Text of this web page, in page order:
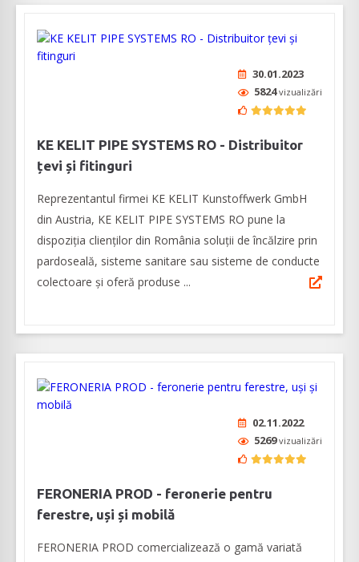
30.01.2023
5824vizualizări
KE KELIT PIPE SYSTEMS RO - Distribuitor
țevi și fitinguri
Reprezentantul firmei KE KELIT Kunstoffwerk GmbH
din Austria, KE KELIT PIPE SYSTEMS RO pune la
dispoziția clienților din România soluții de încălzire prin
pardoseală, sisteme sanitare sau sisteme de conducte
colectoare și oferă produse ...
02.11.2022
5269vizualizări
FERONERIA PROD - feronerie pentru
ferestre, uși și mobilă
FERONERIA PROD comercializează o gamă variată